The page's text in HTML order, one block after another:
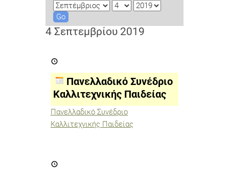
M
o
n
D
y
Y
a
4 Σεπτεμβρίου 2019
Συνέδριο
ΠαιδείαςΠανελλαδικό Συνέδριο
Καλλιτεχνικής Παιδείας
Πανελλαδικό Συνέδριο
Καλλιτεχνικής Παιδείας
Ευρωπαϊκό